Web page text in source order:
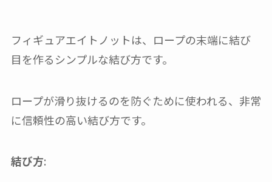
フィギュアエイトノットは、ロープの末端に結び
目を作るシンプルな結び方です。
ロープが滑り抜けるのを防ぐために使われる、非常
に信頼性の高い結び方です。
結び方: